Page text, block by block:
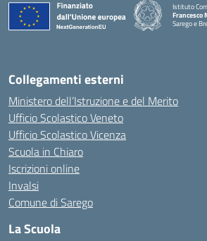
Istituto
Francesco
Sarego e
— Visita la
Collegamenti esterni
Ministero dell’Istruzione e del Merito
Ufficio Scolastico Veneto
Ufficio Scolastico Vicenza
Scuola in Chiaro
Iscrizioni online
Invalsi
Comune di Sarego
La Scuola